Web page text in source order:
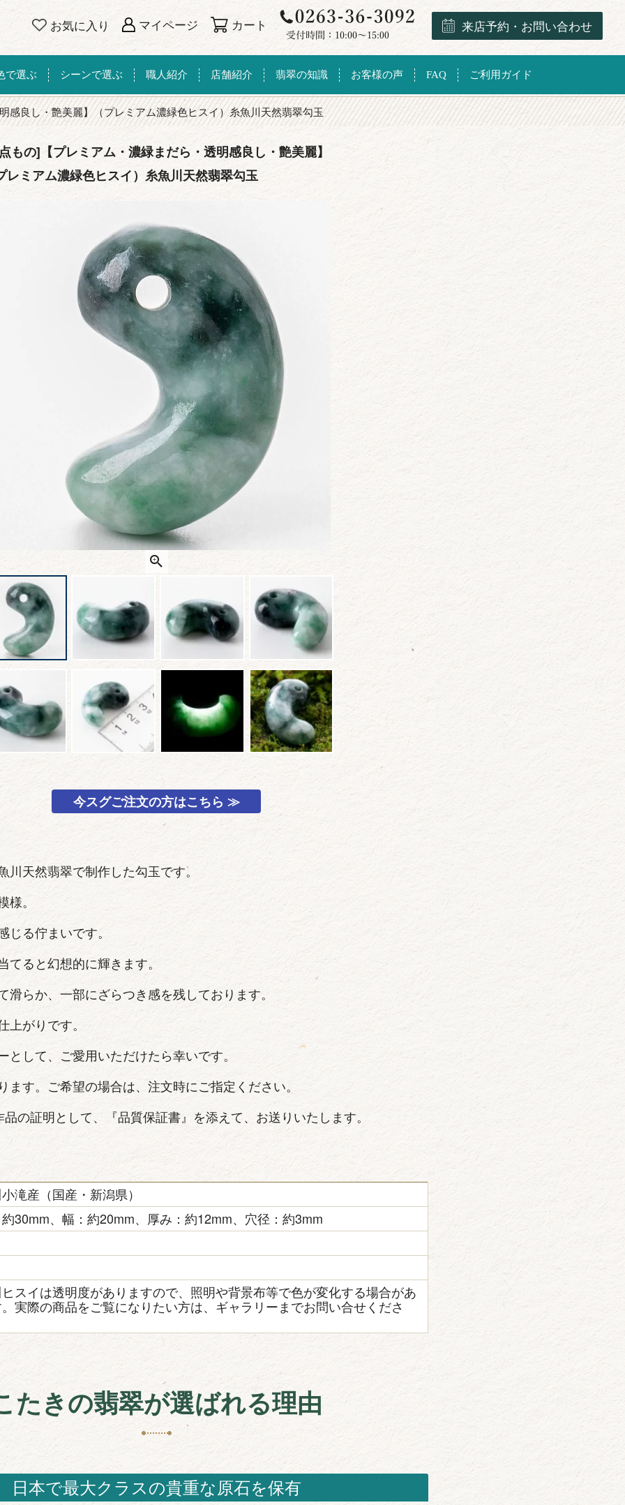
お気に入り マイページ カート 来店予約・お問い合わせ
で選ぶ シーンで選ぶ 職人紹介 店舗紹介 翡翠の知識 お客様の声 FAQ ご利用ガイド
感良し・艶美麗】（プレミアム濃緑色ヒスイ）糸魚川天然翡翠勾玉
もの]【プレミアム・濃緑まだら・透明感良し・艶美麗】
レミアム濃緑色ヒスイ）糸魚川天然翡翠勾玉
今スグご注文の方はこちら ≫
川天然翡翠で制作した勾玉です。
。
る佇まいです。
ると幻想的に輝きます。
滑らか、一部にざらつき感を残しております。
がりです。
として、ご愛用いただけたら幸いです。
ます。ご希望の場合は、注文時にご指定ください。
の証明として、『品質保証書』を添えて、お送りいたします。
滝産（国産・新潟県）
30mm、幅：約20mm、厚み：約12mm、穴径：約3mm
スイは透明度がありますので、照明や背景布等で色が変化する場合があ
実際の商品をご覧になりたい方は、ギャラリーまでお問い合せくださ
たきの翡翠が選ばれる理由
日本で最大クラスの貴重な原石を保有